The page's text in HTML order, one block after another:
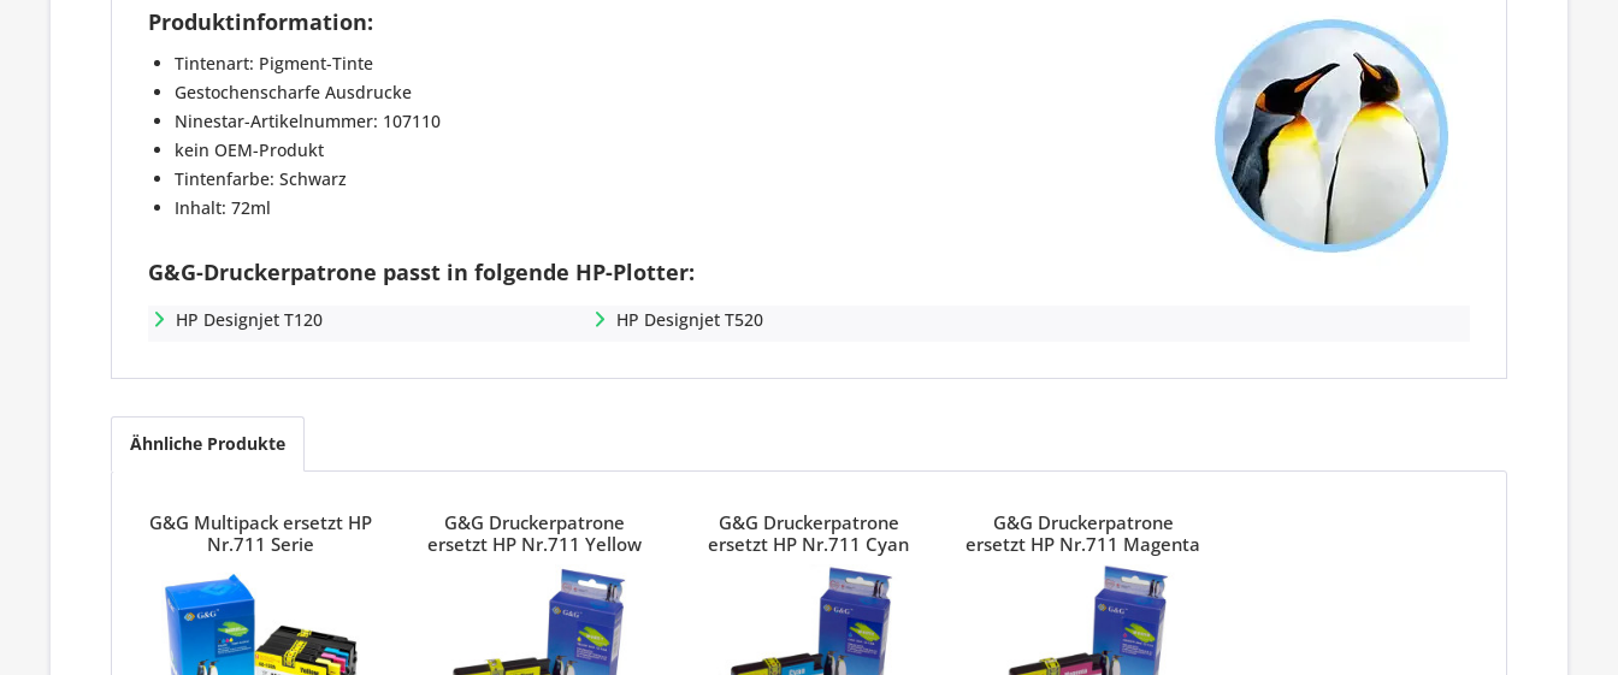
Produktinformation:
Tintenart: Pigment-Tinte
Gestochenscharfe Ausdrucke
Ninestar-Artikelnummer: 107110
kein OEM-Produkt
Tintenfarbe: Schwarz
Inhalt: 72ml
G&G-Druckerpatrone passt in folgende HP-Plotter:
HP Designjet T120 HP Designjet T520
Ähnliche Produkte
G&G Multipack ersetzt HP
Nr.711 Serie
G&G Druckerpatrone
ersetzt HP Nr.711 Yellow
(CZ132A)
G&G Druckerpatrone
ersetzt HP Nr.711 Cyan
(CZ130A)
G&G Druckerpatrone
ersetzt HP Nr.711 Magenta
(CZ131A)